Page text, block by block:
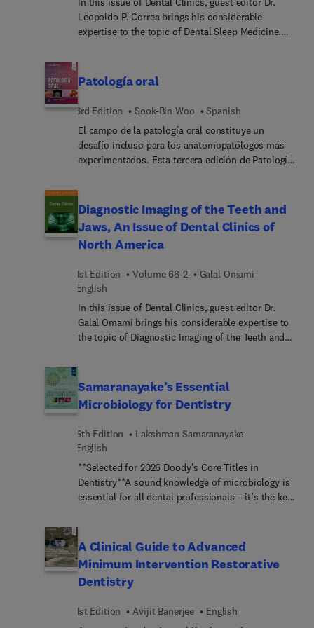
subject’s increased emphasis on the NBDHE
examination.
Leopoldo P. Correa brings his considerable
expertise to the topic of Dental Sleep Medicine.
breathing, including snoring and obstructive sleep
apnea (OSA). This issue covers new appliances for
OSA, as well as the latest updates in sleep
medicine, including surgical management, legal
issues, chronobiology, and insomnia.
Patología oral
3rd Edition Sook-Bin Woo
Spanish
El campo de la patología oral constituye un
desafío incluso para los anatomopatólogos más
experimentados. Esta tercera edición de Patología
convierte en un práctico manual clínico para el
anatomopatólogo que debe emitir informes sobre
muestras de mucosa oral, glándulas salivales y
huesos maxilares. La Dra. Sook-Bin Woo,
estomatología, recurre a su extensa experiencia
clínica para ayudarle a alcanzar la certeza
diagnóstica incluso ante las lesiones más
complejas.
Diagnostic Imaging of the Teeth and
Jaws, An Issue of Dental Clinics of
North America
1st Edition Volume 68-2
Galal Omami
English
In this issue of Dental Clinics, guest editor Dr.
Galal Omami brings his considerable expertise to
the topic of Diagnostic Imaging of the Teeth and
periodontal diseases, infections, cysts, lesions,
tumors, trauma, and more.
Samaranayake’s Essential
Microbiology for Dentistry
6th Edition
Lakshman Samaranayake
English
**Selected for 2026 Doody's Core Titles in
Dentistry**A sound knowledge of microbiology is
essential for all dental professionals – it’s the key
regimentation of infection control in a successful
Microbiology for Dentistry once again, provides a
comprehensive coverage of the basics of clinical
relevance to oral disease, as well as the
A Clinical Guide to Advanced
Minimum Intervention Restorative
Dentistry
1st Edition Avijit Banerjee
English